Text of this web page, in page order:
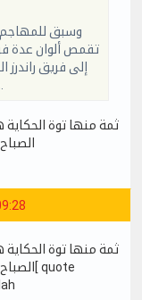
تقمص ألوان عدة
ثمة منها توة الحكاية
ثمة منها توة الحكاية
الصباح يقولولنا الصفقة فشلت خاطر … حكاية حولة ؟؟[ quote